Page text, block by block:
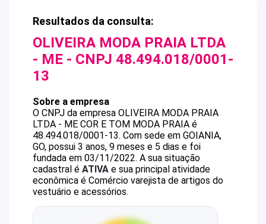
Resultados da consulta:
OLIVEIRA MODA PRAIA LTDA
- ME - CNPJ 48.494.018/0001-
13
Sobre a empresa
O CNPJ da empresa OLIVEIRA MODA PRAIA
LTDA - ME COR E TOM MODA PRAIA é
48.494.018/0001-13. Com sede em GOIANIA,
GO, possui 3 anos, 9 meses e 5 dias e foi
fundada em 03/11/2022. A sua situação
cadastral é ATIVA e sua principal atividade
econômica é Comércio varejista de artigos do
vestuário e acessórios.